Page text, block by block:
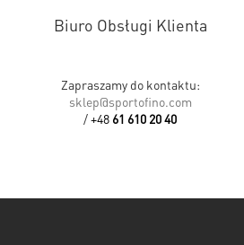
Biuro Obsługi Klienta
Zapraszamy do kontaktu:
sklep@sportofino.com
/+48 61 610 20 40